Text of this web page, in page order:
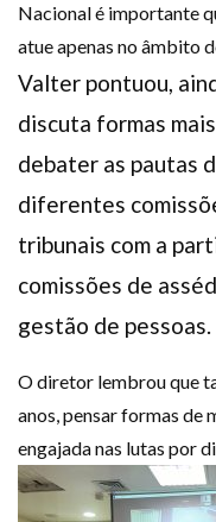
Nacional é importante
atue apenas no âmbito
Valter pontuou,
discuta formas
debater as pautas
diferentes
tribunais com a
comissões de
gestão de pessoas.
O diretor lembrou que
anos, pensar formas de
engajada nas lutas por